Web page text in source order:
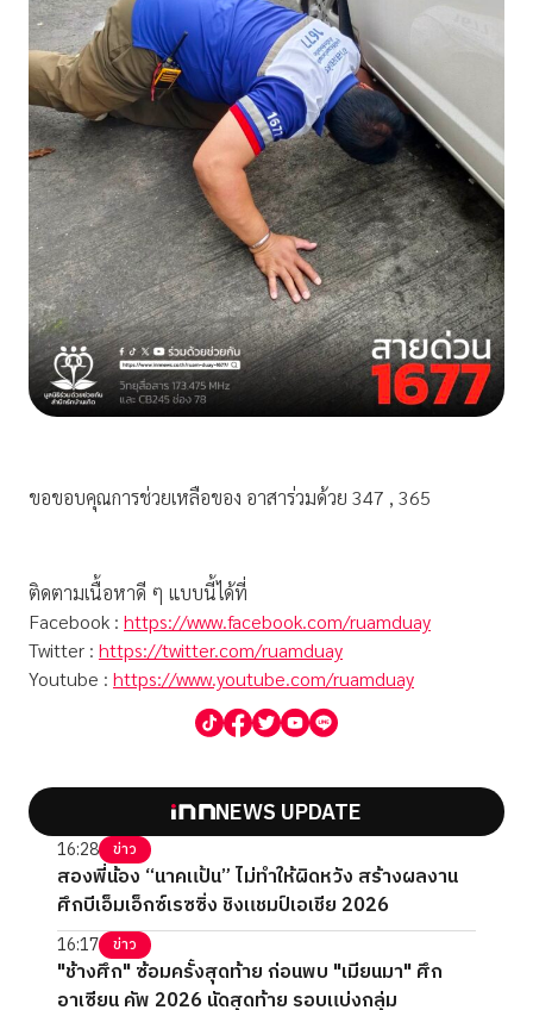
ขอขอบคุณการช่วยเหลือของ อาสาร่วมด้วย 347 , 365
ติดตามเนื้อหาดี ๆ แบบนี้ได้ที่
Facebook : https://www.facebook.com/ruamduay
Twitter : https://twitter.com/ruamduay
Youtube : https://www.youtube.com/ruamduay
NEWS UPDATE
16:28 ข่าว
สองพี่น้อง “นาคแป้น” ไม่ทำให้ผิดหวัง สร้างผลงาน
ศึกบีเอ็มเอ็กซ์เรซซิ่ง ชิงแชมป์เอเชีย 2026
16:17 ข่าว
"ช้างศึก" ซ้อมครั้งสุดท้าย ก่อนพบ "เมียนมา" ศึก
อาเซียน คัพ 2026 นัดสุดท้าย รอบแบ่งกลุ่ม